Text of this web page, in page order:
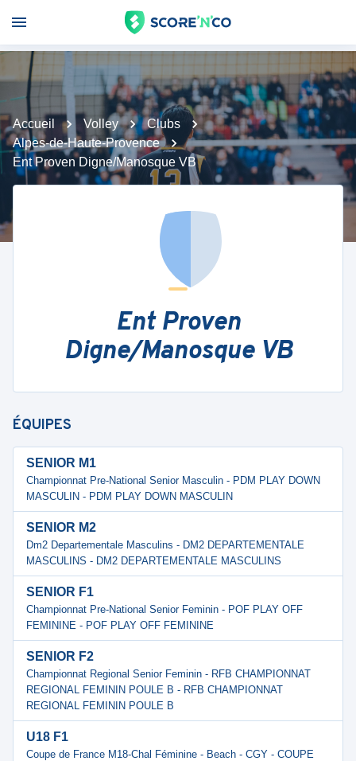
Accueil Volley
Clubs
Alpes-de-Haute-Provence
Ent Proven Digne/Manosque VB
Ent Proven
Digne/Manosque VB
ÉQUIPES
SENIOR M1
Championnat Pre-National Senior Masculin - PDM PLAY DOWN
MASCULIN - PDM PLAY DOWN MASCULIN
SENIOR M2
Dm2 Departementale Masculins - DM2 DEPARTEMENTALE
MASCULINS - DM2 DEPARTEMENTALE MASCULINS
SENIOR F1
Championnat Pre-National Senior Feminin - POF PLAY OFF
FEMININE - POF PLAY OFF FEMININE
SENIOR F2
Championnat Regional Senior Feminin - RFB CHAMPIONNAT
REGIONAL FEMININ POULE B - RFB CHAMPIONNAT
REGIONAL FEMININ POULE B
U18 F1
Coupe de France M18-Chal Féminine - Beach - CGY - COUPE